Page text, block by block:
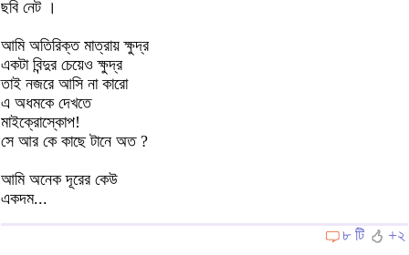
ছবি নেট ।
আমি অতিরিক্ত মাত্রায় ক্ষুদ্র
একটা বিন্দুর চেয়েও ক্ষুদ্র
তাই নজরে আসি না কারো
এ অধমকে দেখতে
মাইক্রোস্কোপ!
সে আর কে কাছে টানে অত ?
আমি অনেক দূরের কেউ
একদম...
৮ টি
+২